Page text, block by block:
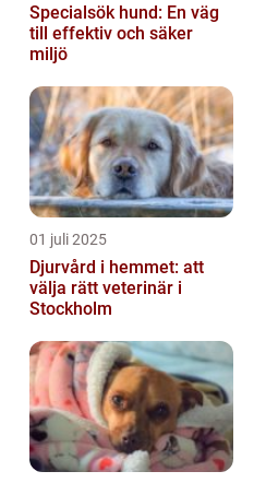
Specialsök hund: En väg
till effektiv och säker
miljö
01 juli 2025
Djurvård i hemmet: att
välja rätt veterinär i
Stockholm